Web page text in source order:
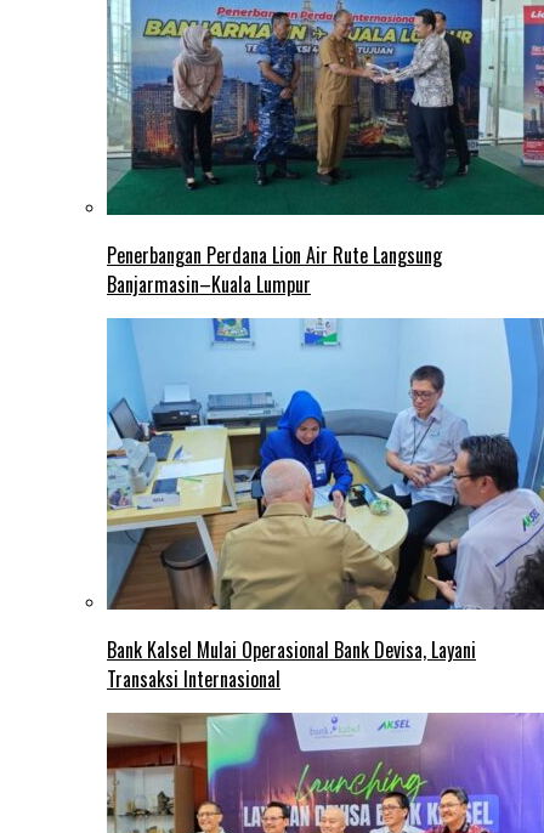
Penerbangan Perdana Lion Air Rute Langsung
Banjarmasin–Kuala Lumpur
Bank Kalsel Mulai Operasional Bank Devisa, Layani
Transaksi Internasional